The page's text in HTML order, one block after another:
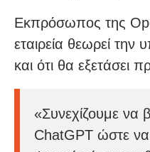
Εκπρόσωπος της
εταιρεία θεωρεί την
και ότι θα εξετάσει
«Συνεχίζουμε να
ChatGPT ώστε να